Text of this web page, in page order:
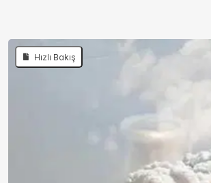
Hızlı Bakış